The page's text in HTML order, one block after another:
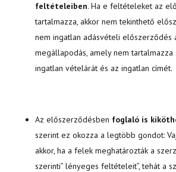
feltételeiben. Ha e feltételeket az
tartalmazza, akkor nem tekinthető
nem ingatlan adásvételi előszerződés
megállapodás, amely nem
ingatlan vételárát és az ingatlan címét.
Az előszerződésben foglaló is
szerint ez okozza a legtöbb gondot:
akkor, ha a felek meghatározták a
szerinti” lényeges feltételeit”, tehát a